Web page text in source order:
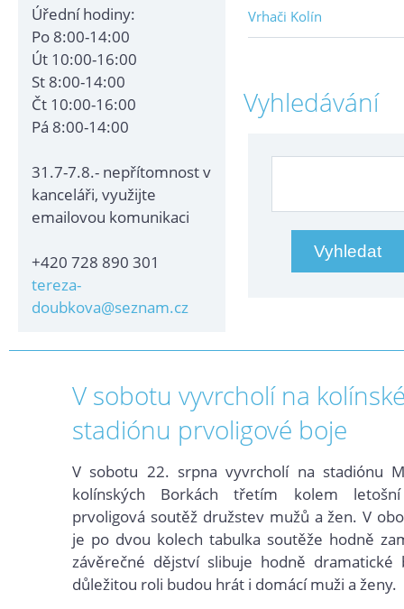
Úřední hodiny:
Po 8:00-14:00
Út 10:00-16:00
St 8:00-14:00
Čt 10:00-16:00
Pá 8:00-14:00
31.7-7.8.- nepřítomnost v
kanceláři, využijte
emailovou komunikaci
+420 728 890 301
tereza-
doubkova@seznam.cz
Vrhači Kolín
Vyhledávání
V sobotu vyvrcholí na
stadiónu prvoligové boje
V sobotu 22. srpna vyvrcholí na stadiónu
kolínských Borkách třetím kolem letošní
prvoligová soutěž družstev mužů a žen. V
je po dvou kolech tabulka soutěže hodně
závěrečné dějství slibuje hodně dramatické
důležitou roli budou hrát i domácí muži a ženy.